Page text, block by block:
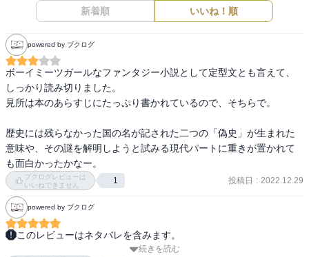
新着順 いいね！順
powered by ブクログ
ボーイミーツガールなファンタジー小説として定型文とも言えて、
しっかり読み切りました。
見所は本のあらすじにたっぷり書かれているので、そちらで。
歴史には残らなかった国の名が記された二つの「偽史」が生まれた
意味や、その謎を解明しようと試みる現代パートに重きが置かれて
も面白かったかなー。
ブクログレビューは
いいねできません
1 投稿日 : 2022.12.29
powered by ブクログ
このレビューはネタバレを含みます。
すべての仕掛けを理解した上で、また読み返したくなる一冊。ただ
続きを読む